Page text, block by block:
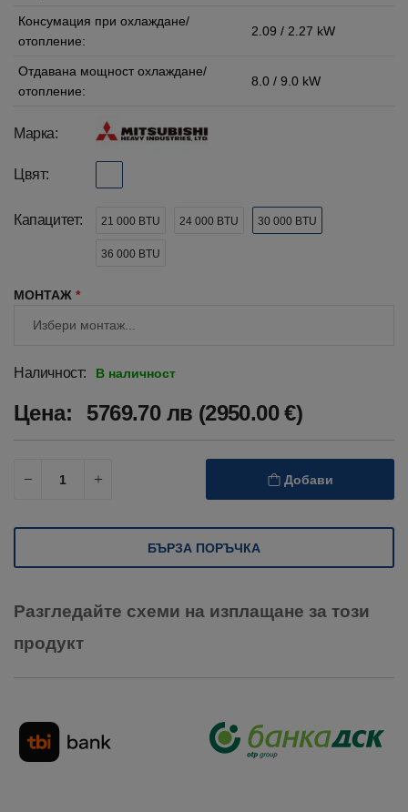
Консумация при охлаждане/
отопление:
2.09 / 2.27 kW
Отдавана мощност охлаждане/
отопление:
8.0 / 9.0 kW
Марка:
Цвят:
Капацитет: 21 000 BTU 24 000 BTU 30 000 BTU
36 000 BTU
МОНТАЖ *
Наличност: В наличност
Цена: 5769.70 лв (2950.00 €)
Добави
БЪРЗА ПОРЪЧКА
Разгледайте схеми на изплащане за този
продукт